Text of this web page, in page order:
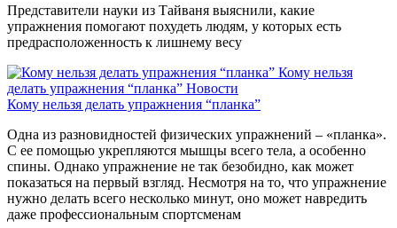
Представители науки из Тайваня выяснили, какие
упражнения помогают похудеть людям, у которых есть
предрасположенность к лишнему весу
Кому нельзя
делать упражнения “планка” Новости
Кому нельзя делать упражнения “планка”
Одна из разновидностей физических упражнений – «планка».
С ее помощью укрепляются мышцы всего тела, а особенно
спины. Однако упражнение не так безобидно, как может
показаться на первый взгляд. Несмотря на то, что упражнение
нужно делать всего несколько минут, оно может навредить
даже профессиональным спортсменам